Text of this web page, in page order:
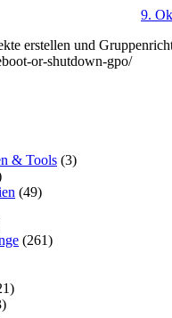
9.
erstellen und
or-shutdown-gpo/
& Tools (3)
(49)
(261)